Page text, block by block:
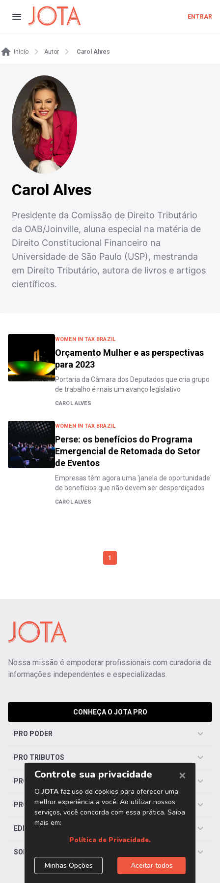
ENTRAR
Início Autor Carol Alves
Carol Alves
Presidente da Comissão de Direito Tributário
da OAB/Joinville, aluna especial na matéria de
Direito Constitucional Financeiro na
Universidade de São Paulo (USP), mestranda
em Direito Tributário, autora de livros e artigos
científicos.
WOMEN IN TAX BRAZIL
Orçamento Mulher e as perspectivas
para 2023
Portaria da Câmara dos Deputados que cria grupo
de trabalho é mais um avanço legislativo
CAROL ALVES
WOMEN IN TAX BRAZIL
Perse: os benefícios do Programa
Emergencial de Retomada do Setor
de Eventos
Empresas têm agora uma 'janela de oportunidade'
de benefícios que não devem ser desperdiçados
CAROL ALVES
1
Nossa missão é empoderar profissionais com curadoria de
informações independentes e especializadas.
CONHEÇA O JOTA PRO
PRO PODER
PRO TRIBUTOS
PRO TRABALHISTA
PRO SAÚDE
EDITORIAS
SOBRE O JOTA